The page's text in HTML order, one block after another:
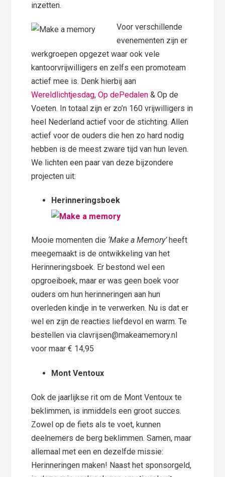
inzetten.
Voor verschillende
evenementen zijn er
werkgroepen opgezet waar ook vele
kantoorvrijwilligers en zelfs een promoteam
actief mee is. Denk hierbij aan
Wereldlichtjesdag,Op dePedalen & Op de
Voeten. In totaal zijn er zo’n 160 vrijwilligers in
heel Nederland actief voor de stichting. Allen
actief voor de ouders die hen zo hard nodig
hebben is de meest zware tijd van hun leven.
We lichten een paar van deze bijzondere
projecten uit:
Herinneringsboek
Mooie momenten die ‘Make a Memory’heeft
meegemaakt is de ontwikkeling van het
Herinneringsboek. Er bestond wel een
opgroeiboek, maar er was geen boek voor
ouders om hun herinneringen aan hun
overleden kindje in te verwerken. Nu is dat er
wel en zijn de reacties liefdevol en warm. Te
bestellen via clavrijsen@makeamemory.nl
voor maar € 14,95
Mont Ventoux
Ook de jaarlijkse rit om de Mont Ventoux te
beklimmen, is inmiddels een groot succes.
Zowel op de fiets als te voet, kunnen
deelnemers de berg beklimmen. Samen, maar
allemaal met een en dezelfde missie:
Herinneringen maken! Naast het sponsorgeld,